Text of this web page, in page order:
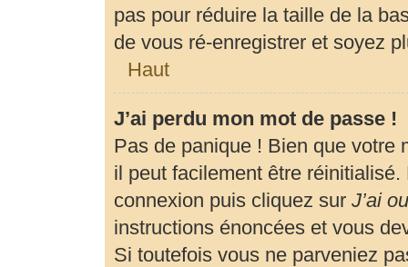
pas pour réduire la taille de la
de vous ré-enregistrer et soyez
Haut
J’ai perdu mon mot de passe !
Pas de panique ! Bien que votre
il peut facilement être
connexion puis cliquez sur J’ai
instructions énoncées et vous
Si toutefois vous ne parveniez